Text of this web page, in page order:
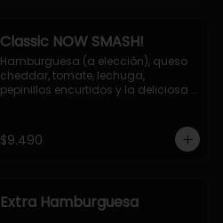
Classic NOW SMASH!
Hamburguesa (a elección), queso
cheddar, tomate, lechuga,
pepinillos encurtidos y la deliciosa
$9.490
Extra Hamburguesa